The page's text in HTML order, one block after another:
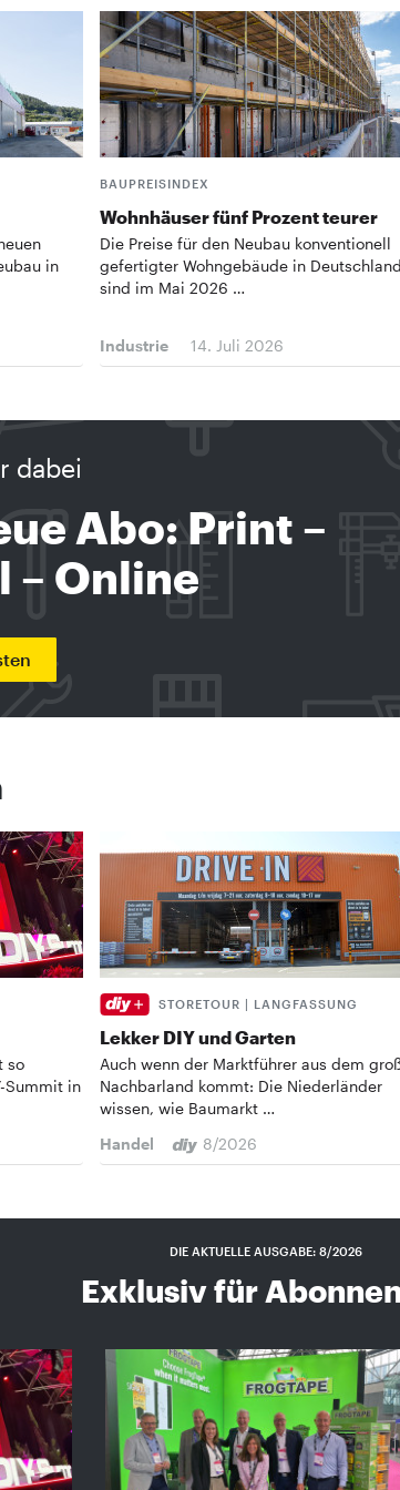
in
BAUPREISINDEX
Wohnhäuser fünf Prozent teurer
Die Preise für den Neubau konventionell
gefertigter Wohngebäude in Deutschland
sind im Mai 2026 …
Industrie 14. Juli 2026
dabei
Abo: Print –
– Online
so
Summit in
STORETOUR | LANGFASSUNG
Lekker DIY und Garten
Auch wenn der Marktführer aus dem
Nachbarland kommt: Die Niederländer
wissen, wie Baumarkt …
Handel
8/2026
DIE AKTUELLE AUSGABE: 8/2026
Exklusiv für